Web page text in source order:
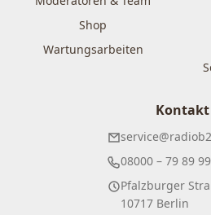
Shop
Wartungsarbeiten
Kontakt
08000 – 79 89 99
Pfalzburger
10717 Berlin